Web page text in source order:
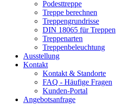
Podesttreppe
Treppe berechnen
Treppengrundrisse
DIN 18065 für Treppen
Treppenarten
Treppenbeleuchtung
Ausstellung
Kontakt
Kontakt & Standorte
FAQ - Häufige Fragen
Kunden-Portal
Angebotsanfrage